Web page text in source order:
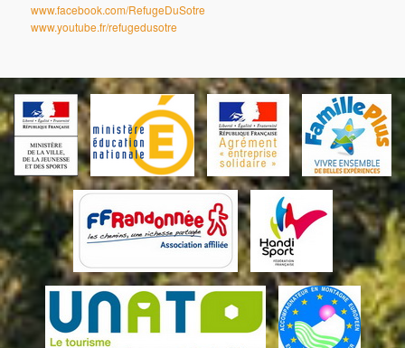
www.facebook.com/RefugeDuSotre
www.youtube.fr/refugedusotre